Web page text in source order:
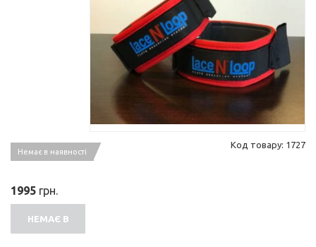
Немає в наявності
Код товару: 1727
1995 грн.
НЕМАЄ В